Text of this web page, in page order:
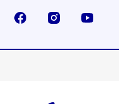
linkedin facebook instagram